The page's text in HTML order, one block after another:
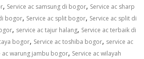
, Service ac samsung di bogor, Service ac sharp
bogor, Service ac split bogor, Service ac split di
, service ac tajur halang, Service ac terbaik di
bogor, Service ac toshiba bogor, service ac
ac warung jambu bogor, Service ac wilayah